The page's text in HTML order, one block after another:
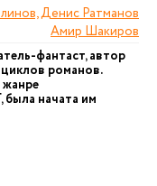
Денис Ратманов
Амир Шакиров
фантаст, автор
романов.
жанре
была начата им